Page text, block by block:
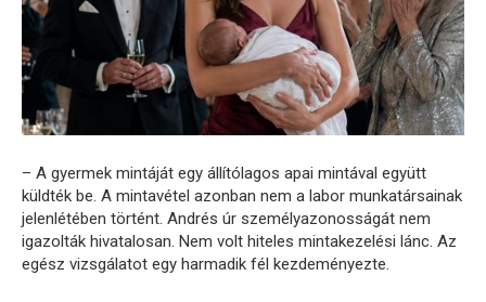
– A gyermek mintáját egy állítólagos apai mintával együtt
küldték be. A mintavétel azonban nem a labor munkatársainak
jelenlétében történt. Andrés úr személyazonosságát nem
igazolták hivatalosan. Nem volt hiteles mintakezelési lánc. Az
egész vizsgálatot egy harmadik fél kezdeményezte.